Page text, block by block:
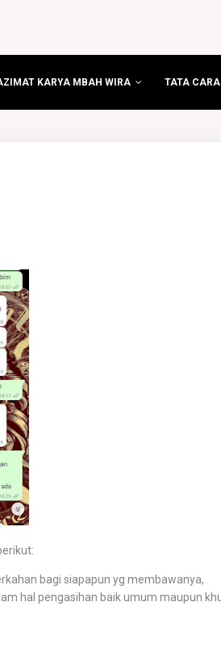
KARYA MBAH WIRA TATA
bagi siapapun yg membawanya,
hal pengasihan baik umum maupun